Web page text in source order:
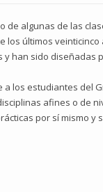
de algunas de las
los últimos
han sido diseñadas
los estudiantes del
afines o de
por sí mismo y